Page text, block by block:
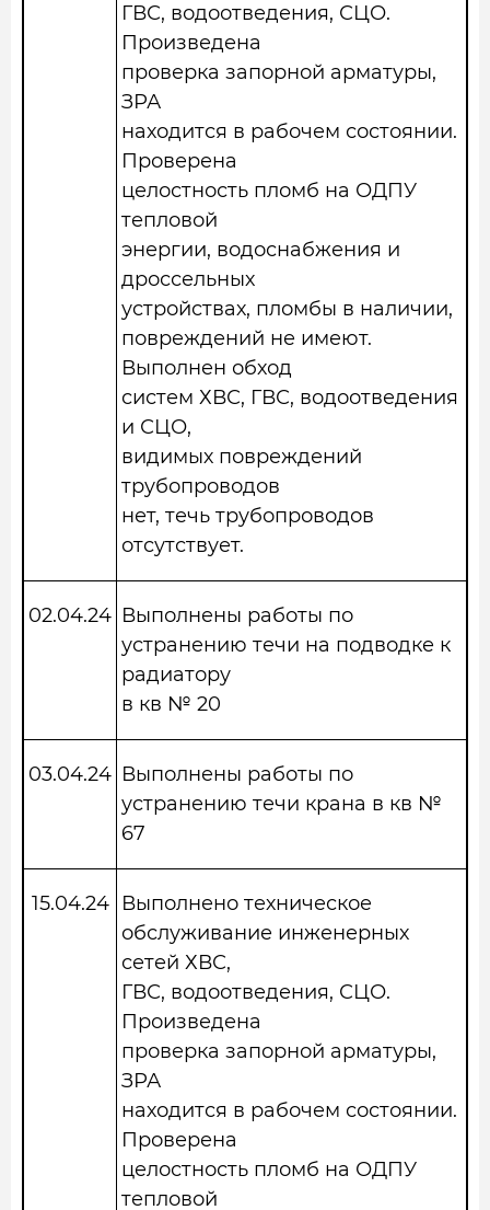
ГВС, водоотведения, СЦО.
Произведена
проверка запорной арматуры,
ЗРА
находится в рабочем состоянии.
Проверена
целостность пломб на ОДПУ
тепловой
энергии, водоснабжения и
дроссельных
устройствах, пломбы в наличии,
повреждений не имеют.
Выполнен обход
систем ХВС, ГВС, водоотведения
и СЦО,
видимых повреждений
трубопроводов
нет, течь трубопроводов
отсутствует.
02.04.24 Выполнены работы по
устранению течи на подводке к
радиатору
в кв № 20
03.04.24 Выполнены работы по
устранению течи крана в кв №
67
15.04.24
Выполнено техническое
обслуживание инженерных
сетей ХВС,
ГВС, водоотведения, СЦО.
Произведена
проверка запорной арматуры,
ЗРА
находится в рабочем состоянии.
Проверена
целостность пломб на ОДПУ
тепловой